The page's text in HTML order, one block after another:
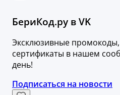
БериКод.ру в VK
Эксклюзивные
сертификаты в нашем
день!
Подписаться на новости